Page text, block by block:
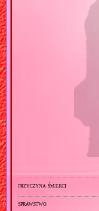
przyczyna śmierci
sprawstwo